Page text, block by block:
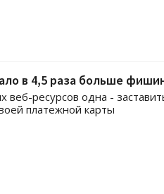
в 4,5 раза больше
ресурсов одна -
платежной карты